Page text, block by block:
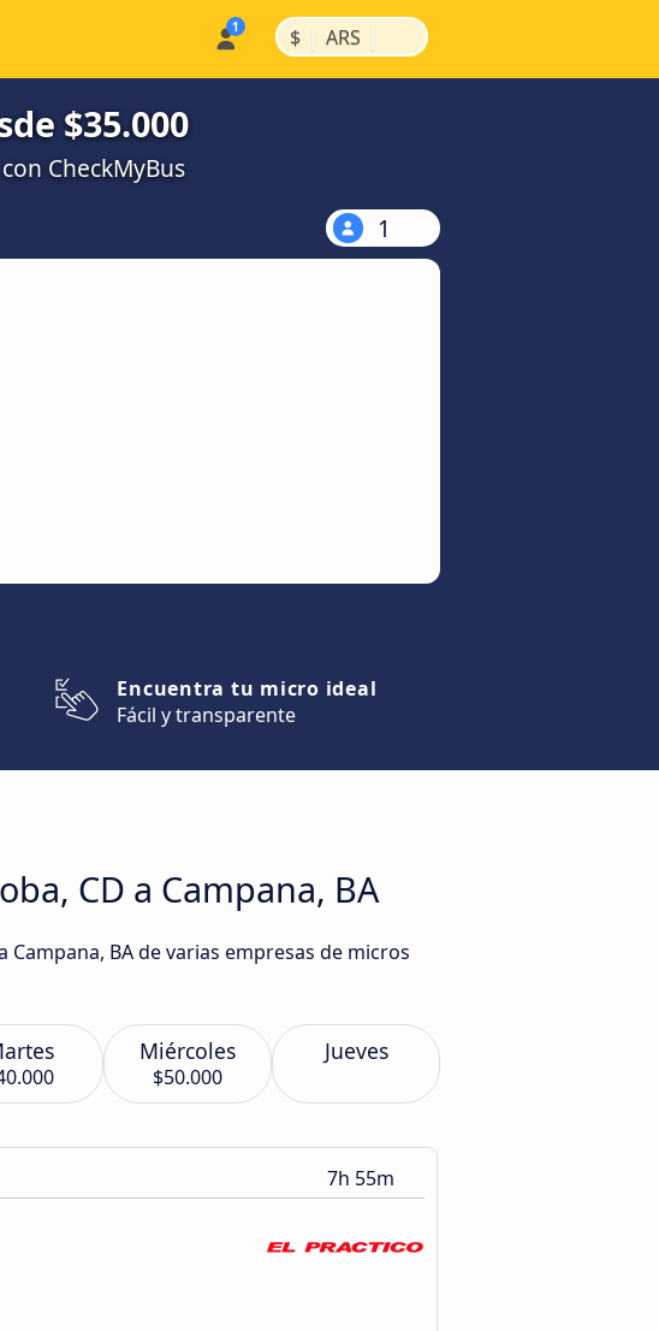
$ | ARS |
$35.000
CheckMyBus
1
Encuentra tu micro ideal
Fácil y transparente
CD a Campana, BA
BA de varias empresas de micros
Miércoles
$50.000
Jueves
7h 55m